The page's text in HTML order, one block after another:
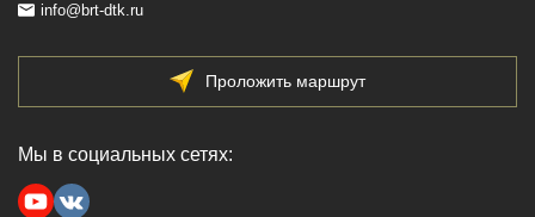
info@brt-dtk.ru
Проложить маршрут
Мы в социальных сетях: